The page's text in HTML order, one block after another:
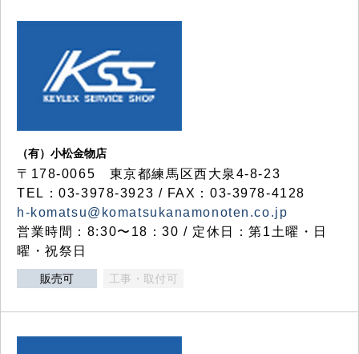
（有）小松金物店
〒178-0065 東京都練馬区西大泉4-8-23
TEL：03-3978-3923 / FAX：03-3978-4128
h-komatsu@komatsukanamonoten.co.jp
営業時間：8:30〜18：30 / 定休日：第1土曜・日
曜・祝祭日
販売可 工事・取付可